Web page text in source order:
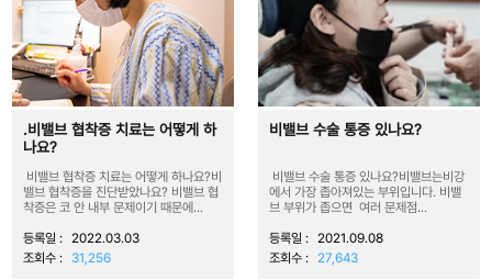
.비밸브 협착증 치료는 어떻게 하
나요?
비밸브 협착증 치료는 어떻게 하나요?비
밸브 협착증을 진단받았나요? 비밸브 협
착증은 코 안 내부 문제이기 때문에...
등록일 : 2022.03.03
조회수 :
31,256
비밸브 수술 통증 있나요?
비밸브 수술 통증 있나요?비밸브는비강
에서 가장 좁아져있는 부위입니다. 비밸
브 부위가 좁으면 여러 문제점...
등록일 : 2021.09.08
조회수 : 27,643